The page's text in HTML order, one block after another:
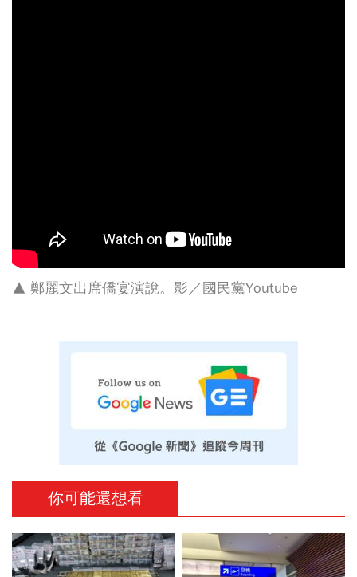
▲ 鄭麗文出席僑宴演說。影／國民黨Youtube
你可能還想看